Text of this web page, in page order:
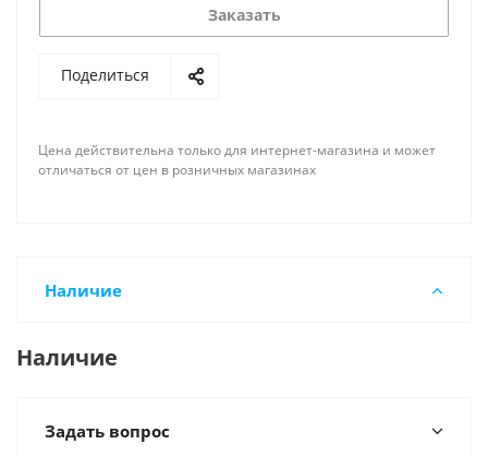
Заказать
Поделиться
Цена действительна только для интернет-магазина и может
отличаться от цен в розничных магазинах
Наличие
Наличие
Задать вопрос